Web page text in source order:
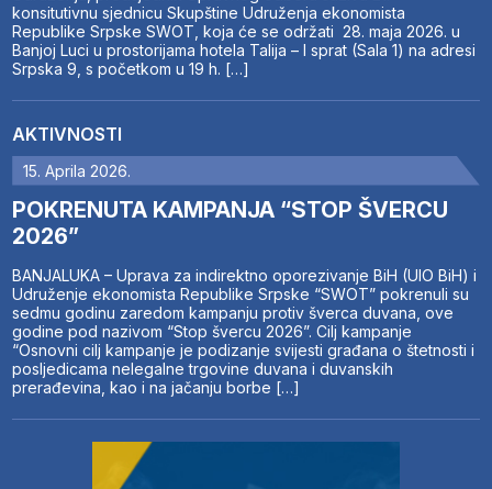
konsitutivnu sjednicu Skupštine Udruženja ekonomista
Republike Srpske SWOT, koja će se održati 28. maja 2026. u
Banjoj Luci u prostorijama hotela Talija – I sprat (Sala 1) na adresi
Srpska 9, s početkom u 19 h. […]
AKTIVNOSTI
15. Aprila 2026.
POKRENUTA KAMPANJA “STOP ŠVERCU
2026”
BANJALUKA – Uprava za indirektno oporezivanje BiH (UIO BiH) i
Udruženje ekonomista Republike Srpske “SWOT” pokrenuli su
sedmu godinu zaredom kampanju protiv šverca duvana, ove
godine pod nazivom “Stop švercu 2026”. Cilj kampanje
“Osnovni cilj kampanje je podizanje svijesti građana o štetnosti i
posljedicama nelegalne trgovine duvana i duvanskih
prerađevina, kao i na jačanju borbe […]